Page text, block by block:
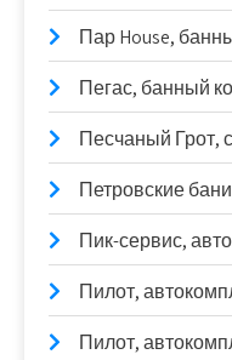
Пар House,
Пегас, банный
Песчаный Грот,
Петровские
Пик-сервис,
Пилот,
Пилот,